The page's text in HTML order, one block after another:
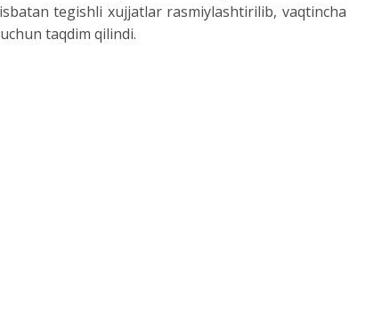
tegishli xujjatlar rasmiylashtirilib, vaqtincha
taqdim qilindi.